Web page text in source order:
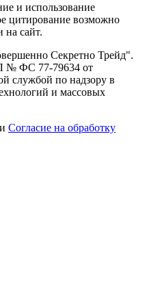
и использование
цитирование возможно
на сайт.
Секретно Трейд".
№ ФС 77-79634 от
службой по надзору в
и массовых
и Согласие на обработку